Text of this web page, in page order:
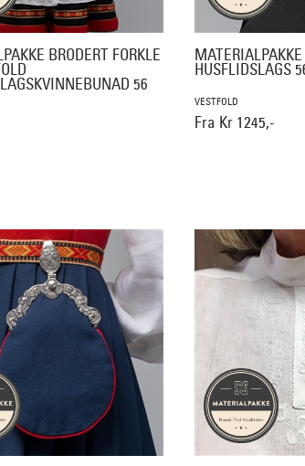
BRODERT FORKLE
56
HUSFLIDSLAGS
VESTFOLD
Fra Kr 1245,-